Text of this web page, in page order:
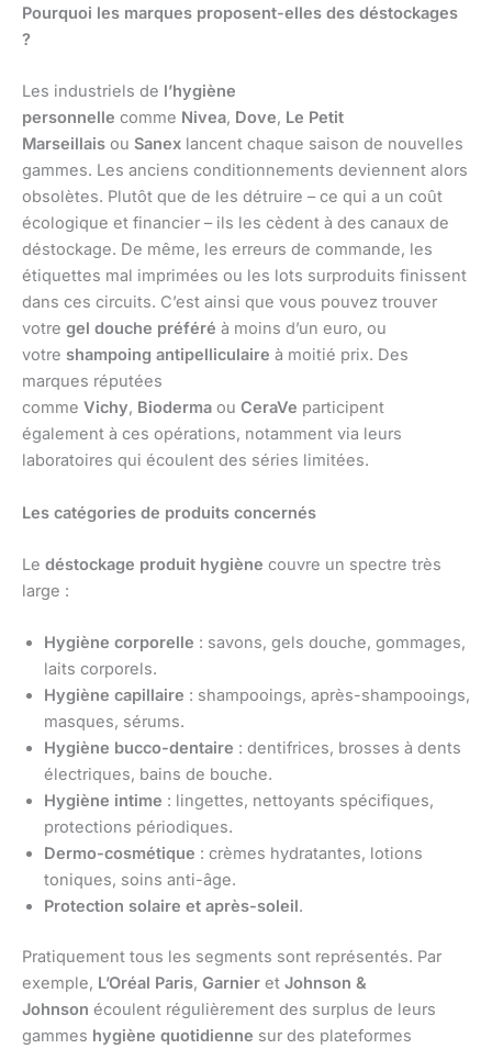
Pourquoi les marques proposent-elles des déstockages
?
Les industriels de l’hygiène
personnelle comme Nivea, Dove, Le Petit
Marseillais ou Sanex lancent chaque saison de nouvelles
gammes. Les anciens conditionnements deviennent alors
obsolètes. Plutôt que de les détruire – ce qui a un coût
écologique et financier – ils les cèdent à des canaux de
déstockage. De même, les erreurs de commande, les
étiquettes mal imprimées ou les lots surproduits finissent
dans ces circuits. C’est ainsi que vous pouvez trouver
votre gel douche préféré à moins d’un euro, ou
votre shampoing antipelliculaire à moitié prix. Des
marques réputées
comme Vichy, Bioderma ou CeraVe participent
également à ces opérations, notamment via leurs
laboratoires qui écoulent des séries limitées.
Les catégories de produits concernés
Le déstockage produit hygiène couvre un spectre très
large :
Hygiène corporelle : savons, gels douche, gommages,
laits corporels.
Hygiène capillaire : shampooings, après-shampooings,
masques, sérums.
Hygiène bucco-dentaire : dentifrices, brosses à dents
électriques, bains de bouche.
Hygiène intime : lingettes, nettoyants spécifiques,
protections périodiques.
Dermo-cosmétique : crèmes hydratantes, lotions
toniques, soins anti-âge.
Protection solaire et après-soleil.
Pratiquement tous les segments sont représentés. Par
exemple, L’Oréal Paris, Garnier et Johnson &
Johnson écoulent régulièrement des surplus de leurs
gammes hygiène quotidienne sur des plateformes